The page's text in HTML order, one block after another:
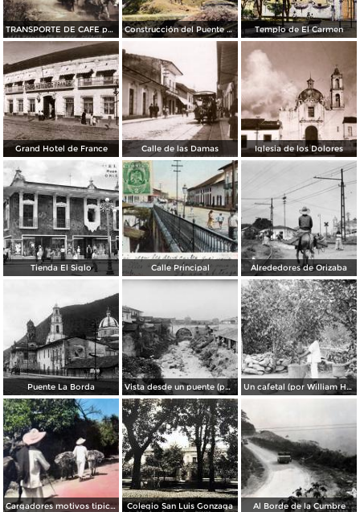
TRANSPORTE DE CAFE por el fotografo HUGO BREHME Construcción del Puente Porfirio Díaz Templo de El Carmen
Grand Hotel de France Calle de las Damas Iglesia de los Dolores
Tienda El Siglo Calle Principal Alrededores de Orizaba
Puente La Borda Vista desde un puente (por William Henry Jackson, c. 1892) Un cafetal (por William Henry Jackson, c. 1892)
Cargadores motivos tipicos Orizaba Veracruz Colegio San Luis Gonzaga Al Borde de la Cumbre